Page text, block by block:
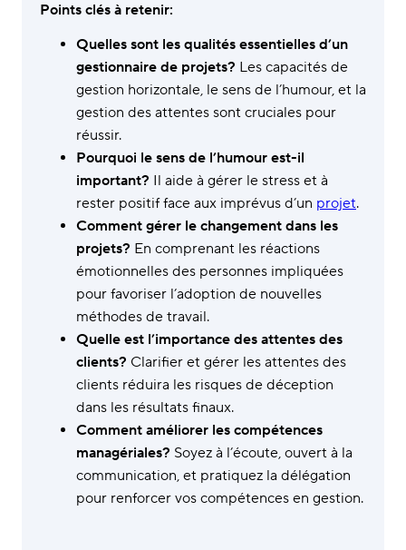
Points clés à retenir:
Quelles sont les qualités essentielles d’un
gestionnaire de projets? Les capacités de
gestion horizontale, le sens de l’humour, et la
gestion des attentes sont cruciales pour
réussir.
Pourquoi le sens de l’humour est-il
important? Il aide à gérer le stress et à
rester positif face aux imprévus d’un projet.
Comment gérer le changement dans les
projets? En comprenant les réactions
émotionnelles des personnes impliquées
pour favoriser l’adoption de nouvelles
méthodes de travail.
Quelle est l’importance des attentes des
clients? Clarifier et gérer les attentes des
clients réduira les risques de déception
dans les résultats finaux.
Comment améliorer les compétences
managériales? Soyez à l’écoute, ouvert à la
communication, et pratiquez la délégation
pour renforcer vos compétences en gestion.